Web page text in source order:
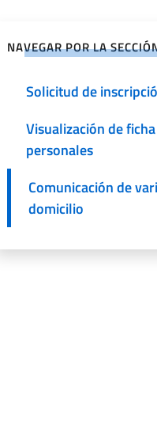
NAVEGAR POR LA
Solicitud de
Visualización de
personales
Comunicación de
domicilio